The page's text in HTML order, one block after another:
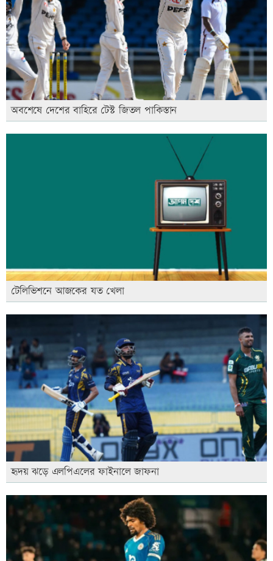
অবশেষে দেশের বাহিরে টেস্ট জিতল পাকিস্তান
টেলিভিশনে আজকের যত খেলা
হৃদয় ঝড়ে এলপিএলের ফাইনালে জাফনা